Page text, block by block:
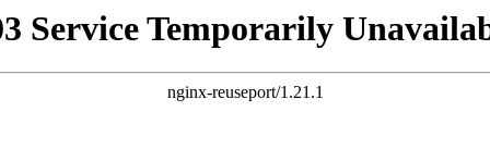
Service Temporarily
nginx-reuseport/1.21.1